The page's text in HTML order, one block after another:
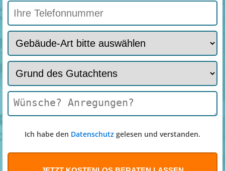
Ich habe den Datenschutz gelesen und verstanden.